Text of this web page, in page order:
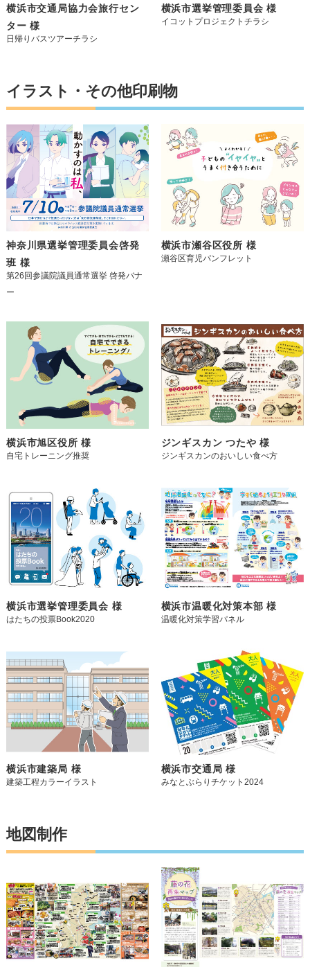
横浜市交通局協力会旅行セン
ター 様
日帰りバスツアーチラシ
横浜市選挙管理委員会 様
イコットプロジェクトチラシ
イラスト・その他印刷物
神奈川県選挙管理委員会啓発
班 様
第26回参議院議員通常選挙 啓発バナ
ー
横浜市瀬谷区役所 様
瀬谷区育児パンフレット
横浜市旭区役所 様
自宅トレーニング推奨
ジンギスカン つたや 様
ジンギスカンのおいしい食べ方
横浜市選挙管理委員会 様
はたちの投票Book2020
横浜市温暖化対策本部 様
温暖化対策学習パネル
横浜市建築局 様
建築工程カラーイラスト
横浜市交通局 様
みなとぶらりチケット2024
地図制作